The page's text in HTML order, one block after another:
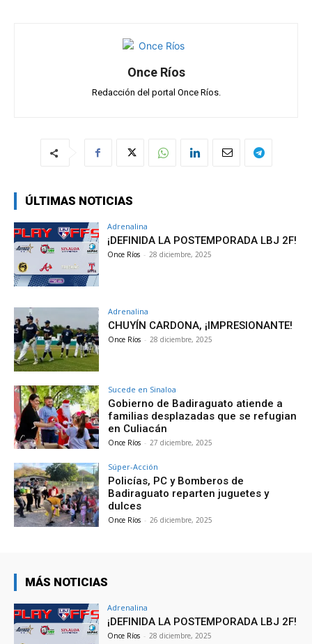
Once Ríos
Redacción del portal Once Ríos.
ÚLTIMAS NOTICIAS
Adrenalina
¡DEFINIDA LA POSTEMPORADA LBJ 2F!
Once Ríos - 28 diciembre, 2025
Adrenalina
CHUYÍN CARDONA, ¡IMPRESIONANTE!
Once Ríos - 28 diciembre, 2025
Sucede en Sinaloa
Gobierno de Badiraguato atiende a
familias desplazadas que se refugian
en Culiacán
Once Ríos - 27 diciembre, 2025
Súper-Acción
Policías, PC y Bomberos de
Badiraguato reparten juguetes y
dulces
Once Ríos - 26 diciembre, 2025
MÁS NOTICIAS
Adrenalina
¡DEFINIDA LA POSTEMPORADA LBJ 2F!
Once Ríos - 28 diciembre, 2025